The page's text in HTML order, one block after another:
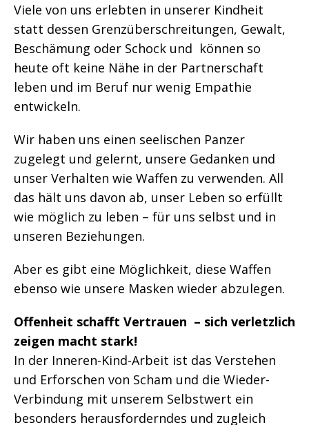
Viele von uns erlebten in unserer Kindheit
statt dessen Grenzüberschreitungen, Gewalt,
Beschämung oder Schock und können so
heute oft keine Nähe in der Partnerschaft
leben und im Beruf nur wenig Empathie
entwickeln.
Wir haben uns einen seelischen Panzer
zugelegt und gelernt, unsere Gedanken und
unser Verhalten wie Waffen zu verwenden. All
das hält uns davon ab, unser Leben so erfüllt
wie möglich zu leben – für uns selbst und in
unseren Beziehungen.
Aber es gibt eine Möglichkeit, diese Waffen
ebenso wie unsere Masken wieder abzulegen.
Offenheit schafft Vertrauen – sich verletzlich
zeigen macht stark!
In der Inneren-Kind-Arbeit ist das Verstehen
und Erforschen von Scham und die Wieder-
Verbindung mit unserem Selbstwert ein
besonders herausforderndes und zugleich